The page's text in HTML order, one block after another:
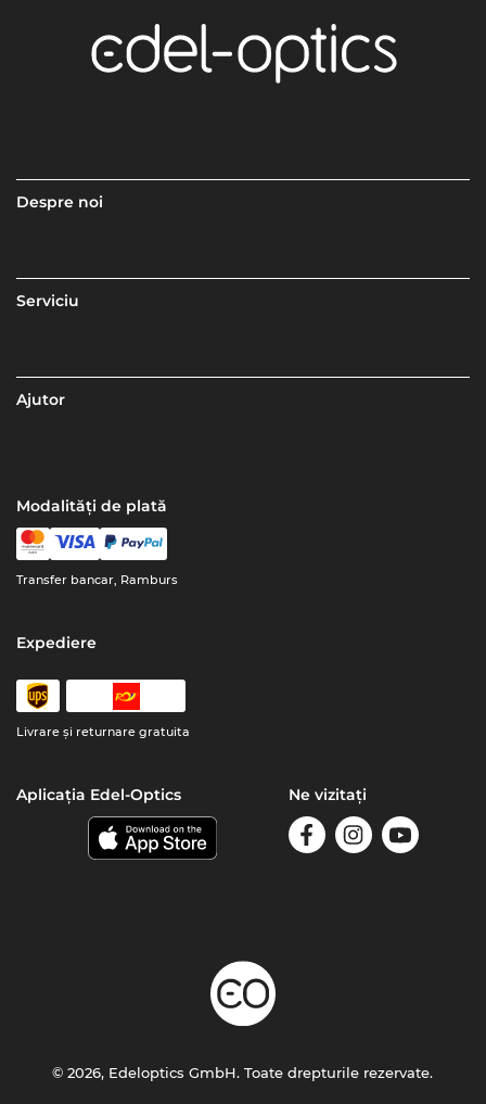
Despre noi
Serviciu
Ajutor
Modalități de plată
Transfer bancar, Ramburs
Expediere
Livrare şi returnare gratuita
Aplicația Edel-Optics Ne vizitați
© 2026, Edeloptics GmbH. Toate drepturile rezervate.